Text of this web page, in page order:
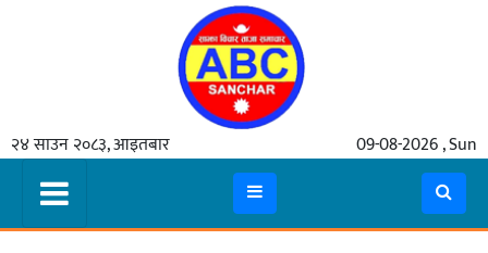
२४ साउन २०८३, आइतबार 09-08-2026 , Sun
समाचार
मुख्य
समाचार